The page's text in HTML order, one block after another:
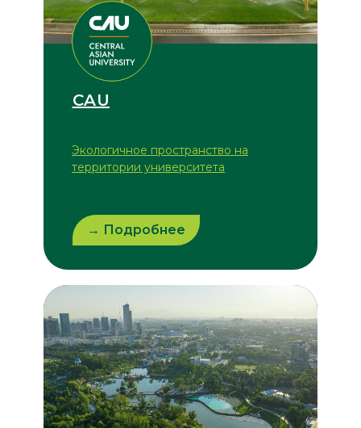
→ Подробнее
CAU
Экологичное пространство на
территории университета